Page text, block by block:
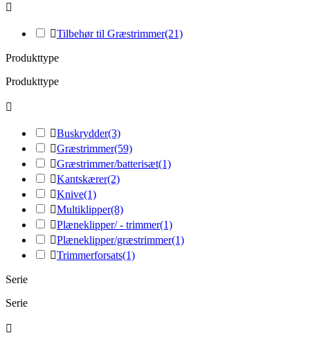

Tilbehør til Græstrimmer(21)
Produkttype
Produkttype

Buskrydder(3)
Græstrimmer(59)
Græstrimmer/batterisæt(1)
Kantskærer(2)
Knive(1)
Multiklipper(8)
Plæneklipper/ - trimmer(1)
Plæneklipper/græstrimmer(1)
Trimmerforsats(1)
Serie
Serie
